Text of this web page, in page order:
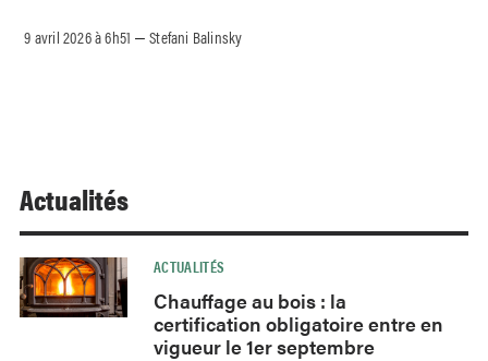
9 avril 2026 à 6h51 –Stefani Balinsky
Actualités
ACTUALITÉS
Chauffage au bois : la
certification obligatoire entre en
vigueur le 1er septembre